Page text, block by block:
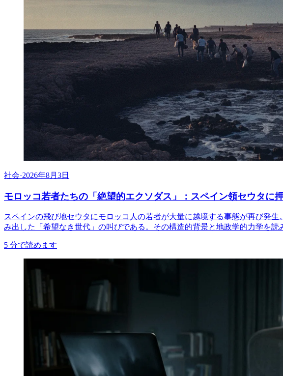
社会·2026年8月3日
モロッコ若者たちの「絶望的エクソダス」：スペイン領セウタに
スペインの飛び地セウタにモロッコ人の若者が大量に越境する事態が再び発
み出した「希望なき世代」の叫びである。その構造的背景と地政学的力学を読
5 分で読めます